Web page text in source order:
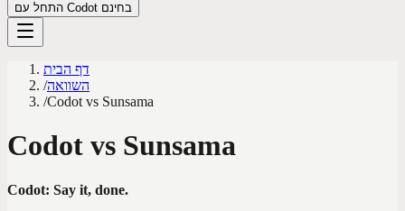
התחל עם Codot בחינם
דף הבית
/השוואה
/Codot vs Sunsama
Codot vs Sunsama
Codot: Say it, done.